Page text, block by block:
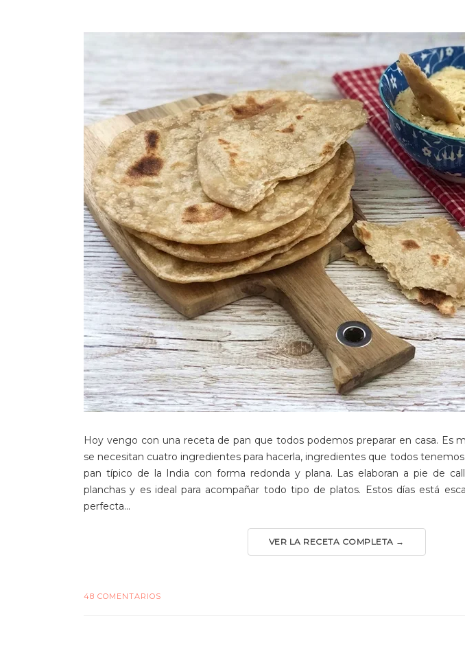
Hoy vengo con una receta de pan que todos podemos preparar en casa. Es
se necesitan cuatro ingredientes para hacerla, ingredientes que todos
pan típico de la India con forma redonda y plana. Las elaboran a pie de
planchas y es ideal para acompañar todo tipo de platos. Estos días está
perfecta...
VER LA RECETA COMPLETA →
48 COMENTARIOS